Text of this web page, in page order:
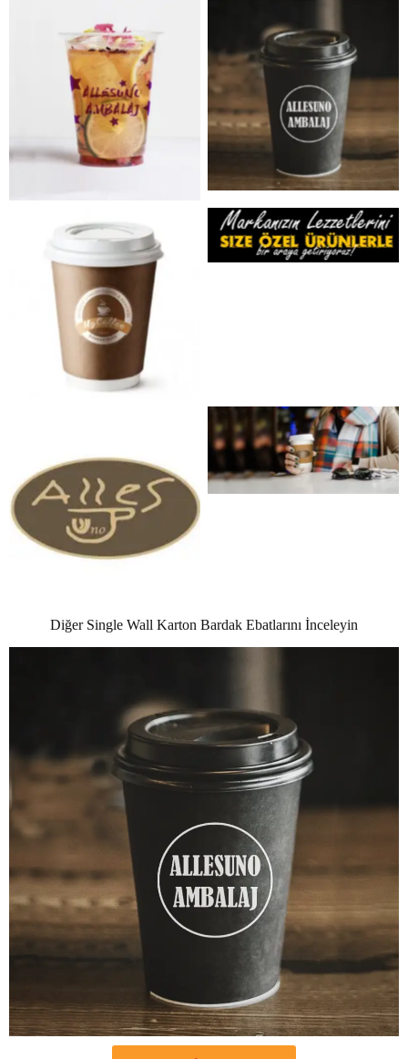
No Caption No Caption
No Caption
No Caption
No Caption
No Caption
Diğer Single Wall Karton Bardak Ebatlarını İnceleyin